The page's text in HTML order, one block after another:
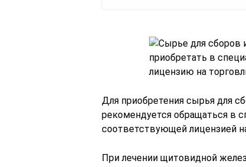
Для приобретения сырья для
рекомендуется обращаться в
соответствующей лицензией
При лечении щитовидной